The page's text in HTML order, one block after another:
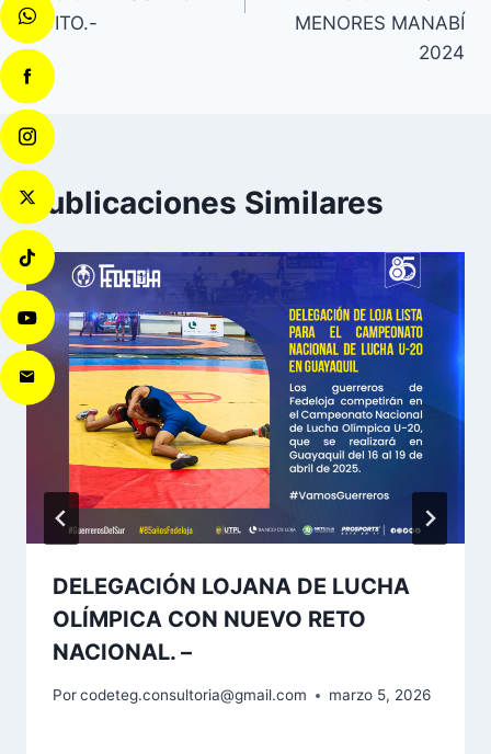
QUITO.-
MENORES MANABÍ
2024
Publicaciones Similares
DELEGACIÓN LOJANA DE LUCHA
OLÍMPICA CON NUEVO RETO
NACIONAL. –
Porcodeteg.consultoria@gmail.com marzo 5, 2026